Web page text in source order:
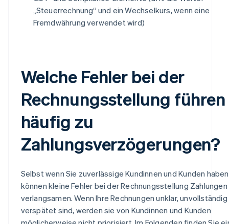
„Steuerrechnung“ und ein Wechselkurs, wenn eine
Fremdwährung verwendet wird)
Welche Fehler bei der
Rechnungsstellung führen
häufig zu
Zahlungsverzögerungen?
Selbst wenn Sie zuverlässige Kundinnen und Kunden
können kleine Fehler bei der Rechnungsstellung Zahlungen
verlangsamen. Wenn Ihre Rechnungen unklar,
verspätet sind, werden sie von Kundinnen und Kunden